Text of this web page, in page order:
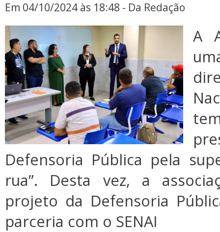
Em 04/10/2024 às 18:48 - Da Redação
A
Defensoria Pública pela
rua”. Desta vez, a
projeto da Defensoria
parceria com o SENAI